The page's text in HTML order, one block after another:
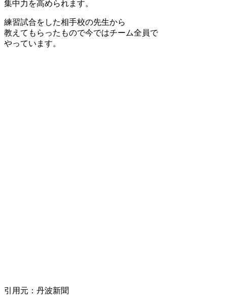
集中力を高められます。
練習試合をした相手校の先生から
教えてもらったもので今ではチーム全員で
やっています。
引用元：丹波新聞